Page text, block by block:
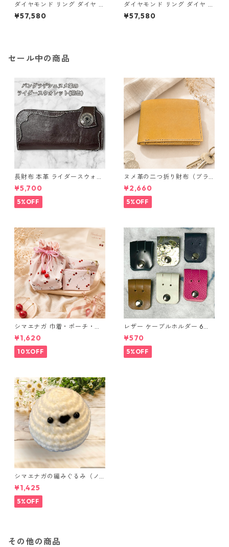
ダイヤモンド リング ダイヤ ア
イスブルーダイヤ 合計0.06ct
10.5号 プラチナ Pt950 ハート
¥57,580
ダイヤモンド リング ダイヤ ア
イスブルーダイヤ 合計0.06ct
11号 プラチナ Pt950 ハートモ
¥57,580
セール中の商品
長財布 本革 ライダースウォレ
ット 国産 ヌメ革 ブラウン バ
ングラデシュ l175 レザー 革財
布 ハンドメイド 経年変化
¥5,700
5%OFF
ヌメ革の二つ折り財布（ブラ
ウン系）
¥2,660
5%OFF
シマエナガ 巾着・ポーチ・ミ
ニポーチ(カード収納にも) ３
点セット さくらんぼ柄×淡いピ
ンク
¥1,620
10%OFF
レザー ケーブルホルダー 6個
セット
¥570
5%OFF
シマエナガの編みぐるみ（ノ
ーマル）
¥1,425
5%OFF
その他の商品